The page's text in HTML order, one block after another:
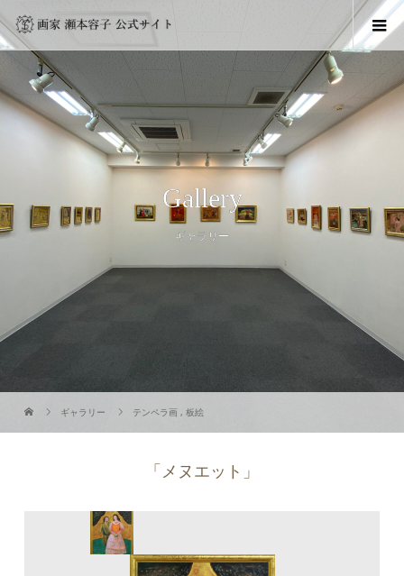
Gallery
ギャラリー
ギャラリー テンペラ画 ,板絵
「メヌエット」